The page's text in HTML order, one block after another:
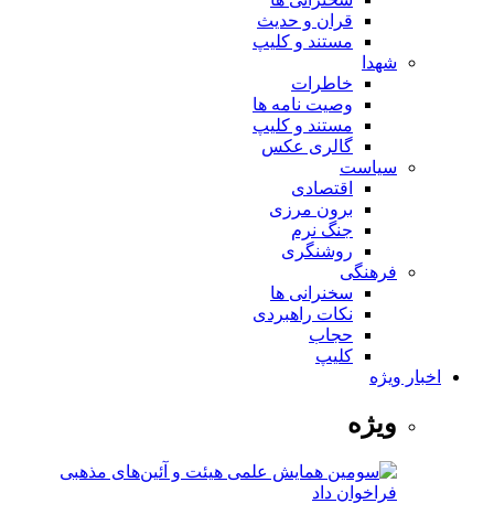
قران و حدیث
مستند و کلیپ
شهدا
خاطرات
وصیت نامه ها
مستند و کلیپ
گالری عکس
سیاست
اقتصادی
برون مرزی
جنگ نرم
روشنگری
فرهنگی
سخنرانی ها
نکات راهبردی
حجاب
کلیپ
اخبار ویژه
ویژه